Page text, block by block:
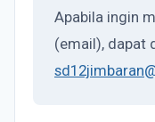
Apabila ingin
(email), dapat